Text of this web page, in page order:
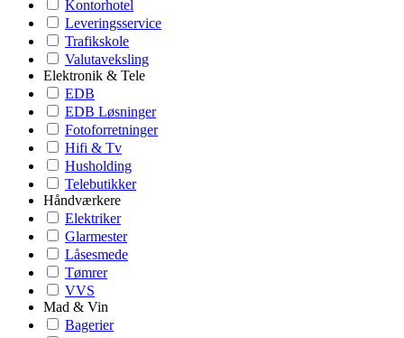
Kontorhotel
Leveringsservice
Trafikskole
Valutaveksling
Elektronik & Tele
EDB
EDB Løsninger
Fotoforretninger
Hifi & Tv
Husholding
Telebutikker
Håndværkere
Elektriker
Glarmester
Låsesmede
Tømrer
VVS
Mad & Vin
Bagerier